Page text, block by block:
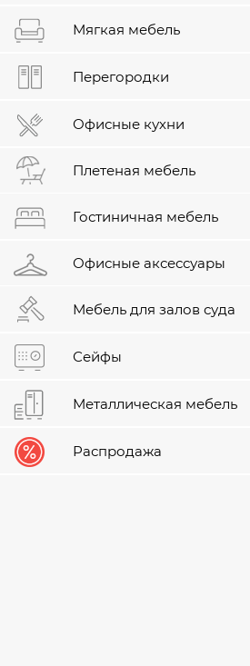
Мягкая мебель
Перегородки
Офисные кухни
Плетеная мебель
Гостиничная мебель
Офисные аксессуары
Мебель для залов суда
Сейфы
Металлическая мебель
Распродажа